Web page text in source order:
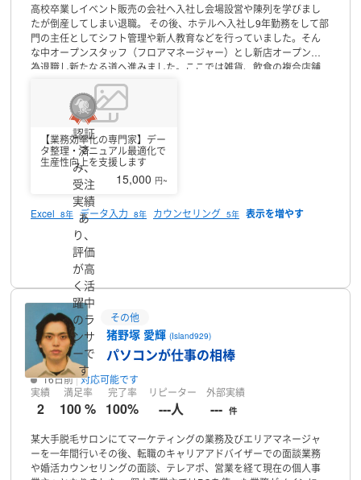
高校卒業しイベント販売の会社へ入社し会場設営や陳列を学びまし
たが倒産してしまい退職。
その後、ホテルへ入社し9年勤務をして部
門の主任としてシフト管理や新人教育などを行っていました。そん
な中オープンスタッフ（フロアマネージャー）とし新店オープンの
為退職し新たなる道へ進みました。ここでは雑貨、飲食の複合店舗
を一から作りあげる為に尽力してきましたが、1年経過ぐらいから給
与未払いなどが発生してしまった為退職の選択をしました。
後、派遣社員として工場へ入社し契約社員、社員と段階を踏みチー
ムリーダーとし工程をまとめる業務として、生産スケジュール管
理、発注・在庫管理・棚卸し業務や設備保全の管理、メンテナンス
まで行ったり、外注先などとの商談やメールや電話などの調整管理
業務まで行っていました。
て金賞を受賞し表彰された事もあります。
13年勤めましたが、体調不良により退職し、現在は専業主夫をして
おります。 Excelやパワーポイントを使っての入力作業や様々な業種
で主任やリーダーをやってきた経験から物事を柔軟に素直に捉え、
取り入れることができます。サービスマニュアルや作業マニュアル
の確認や更新などにも携わりましたので、チェックや修正、改善な
ども得意です。
て対応したいと考えいます。
よろしくお願い申し上げます。
【業務効率化の専門家】デー
タ整理・マニュアル最適化で
生産性向上を支援します
15,000 円~
Excel 8年 データ入力 8年 カウンセリング 5年
認証
済
み、
受注
実績
あ
り、
評価
が高
く活
躍中
のラ
ンサ
ーで
す
その他
猪野塚 愛輝(Island929)
パソコンが仕事の相棒
16日前 対応可能です
実績
2
満足率
100 %
完了率
100%
リピーター
---人
外部実績
--- 件
某大手脱毛サロンにてマーケティングの業務及びエリアマネージャ
ーを一年間行いその後、転職のキャリアアドバイザーでの面談業務
や婚活カウンセリングの面談、テレアポ、営業を経て現在の個人事